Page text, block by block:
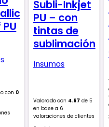
con 0
Subli-Inkjet
PU – con
tintas de
sublimación
Insumos
Valorado con 4.67 de 5
en base a 6
valoraciones de clientes